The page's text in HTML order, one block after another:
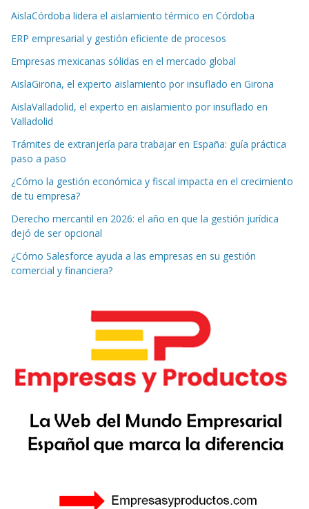
AislaCórdoba lidera el aislamiento térmico en Córdoba
ERP empresarial y gestión eficiente de procesos
Empresas mexicanas sólidas en el mercado global
AislaGirona, el experto aislamiento por insuflado en Girona
AislaValladolid, el experto en aislamiento por insuflado en
Valladolid
Trámites de extranjería para trabajar en España: guía práctica
paso a paso
¿Cómo la gestión económica y fiscal impacta en el crecimiento
de tu empresa?
Derecho mercantil en 2026: el año en que la gestión jurídica
dejó de ser opcional
¿Cómo Salesforce ayuda a las empresas en su gestión
comercial y financiera?